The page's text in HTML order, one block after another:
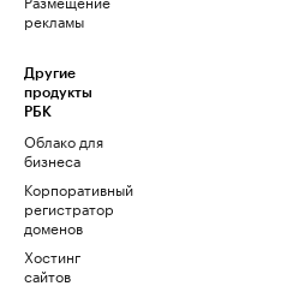
рекламы
Другие
продукты
РБК
Облако для
бизнеса
Корпоративный
регистратор
доменов
Хостинг
сайтов